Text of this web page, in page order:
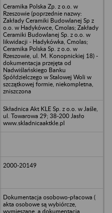
Ceramika Polska Zp. z o.o. w
Rzeszowie (poprzednie nazwy:
Zakłady Ceramiki Budowlanej Sp z
o.o. w Hadykówce, Cmolas; Zakłady
Ceramiki Budowlanej Sp. z o.o. w
likwidacji - Hadykówka, Cmolas;
Ceramika Polska Sp. z o.o. w
Rzeszowie, ul. M. Konopnickiej 18) -
dokumentacja przejęta od
Nadwiślańskiego Banku
Spółdzielczego w Stalowej Woli w
szczątkowej formie, niekompletna,
zniszczona
Składnica Akt KLE Sp. z o.o. w Jaśle,
ul. Towarowa 29; 38-200 Jasło
www.skladnicaaktkle.pl
2000-20149
Dokumentacja osobowo-płacowa (
akta osobowe są wybiórcze,
wymieszane, a dokumentacja